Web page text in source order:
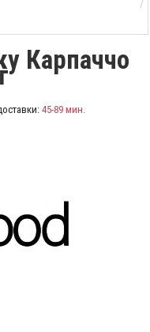
Карпаччо
45-89 мин.